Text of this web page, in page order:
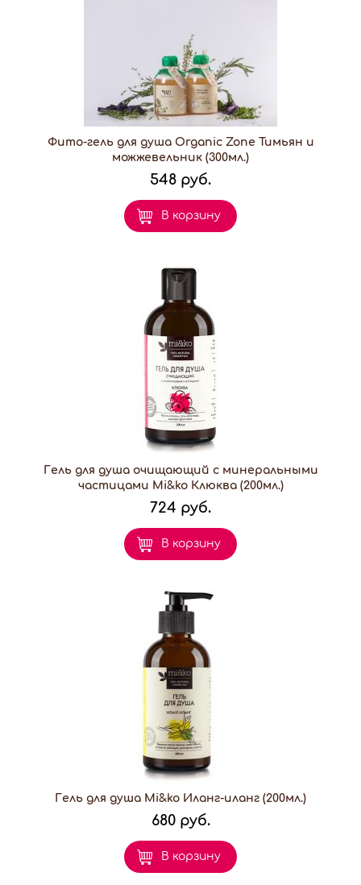
Фито-гель для душа Organic Zone Тимьян и
можжевельник (300мл.)
548 руб.
В корзину
Гель для душа очищающий с минеральными
частицами Mi&ko Клюква (200мл.)
724 руб.
В корзину
Гель для душа Mi&ko Иланг-иланг (200мл.)
680 руб.
В корзину